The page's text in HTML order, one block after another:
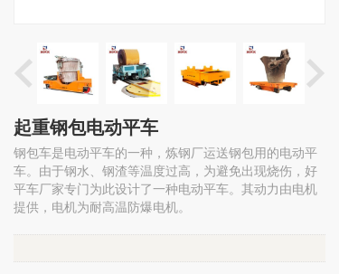
起重钢包电动平车
钢包车是电动平车的一种，炼钢厂运送钢包用的电动平
车。由于钢水、钢渣等温度过高，为避免出现烧伤，好
平车厂家专门为此设计了一种电动平车。其动力由电机
提供，电机为耐高温防爆电机。